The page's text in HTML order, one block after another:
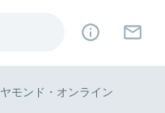
モンド・オンライン